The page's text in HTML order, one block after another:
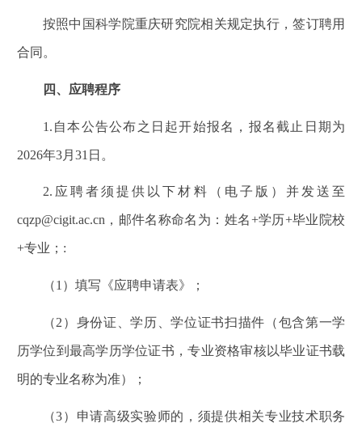
按照中国科学院重庆研究院相关规定执行，签订聘用
合同。
四、应聘程序
1. 自本公告公布之日起开始报名，报名截止日期为
2026年3月 31 日。
2. 应聘者须提供以下材料（电子版）并发送至
cqzp@cigit.ac.cn，邮件名称命名为：姓名+学历+毕业院校
+专业； :
（1 ）填写《应聘申请表》；
（2 ）身份证、学历、学位证书扫描件（包含第一学
历学位到最高学历学位证书，专业资格审核以毕业证书载
明的专业名称为准）；
（3）申请高级实验师的，须提供相关专业技术职务